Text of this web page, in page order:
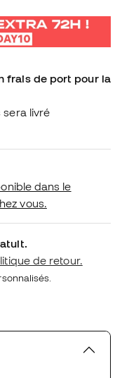
frais de port pour la
sera livré
dans le
vous.
de retour.